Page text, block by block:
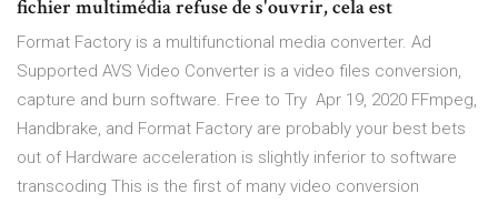
fichier multimédia refuse de s'ouvrir, cela est
Format Factory is a multifunctional media converter. Ad
Supported AVS Video Converter is a video files conversion,
capture and burn software. Free to Try Apr 19, 2020 FFmpeg,
Handbrake, and Format Factory are probably your best bets
out of Hardware acceleration is slightly inferior to software
transcoding This is the first of many video conversion